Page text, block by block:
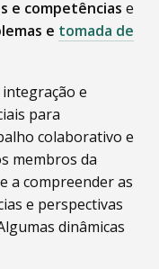
e competências e
e tomada de
integração e
para
colaborativo e
membros da
a compreender as
e perspectivas
dinâmicas